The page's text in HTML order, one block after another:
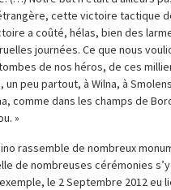
cette victoire tactique
a coûté, hélas, bien des
journées. Ce que nous
de nos héros, de ces
peu partout, à Wilna, à
comme dans les champs de
»
rassemble de nombreux
de nombreuses cérémonies
le 2 Septembre 2012 eu